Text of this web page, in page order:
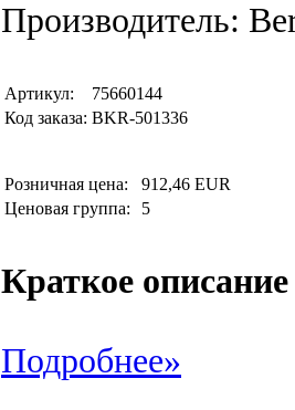
Производитель:
Артикул:
75660144
Код заказа: BKR-501336
Розничная цена:
912,46 EUR
Ценовая группа:
5
Краткое описание
Подробнее»